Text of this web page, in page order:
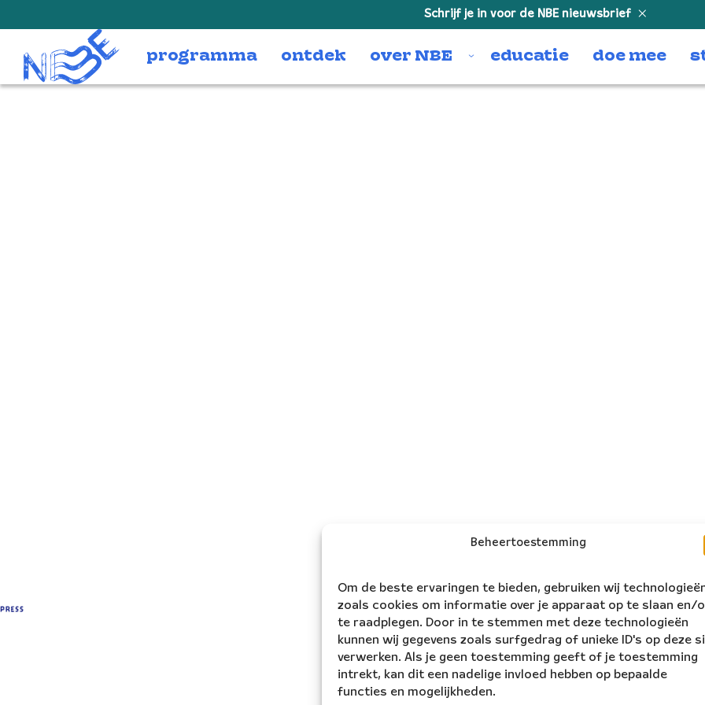
Beheertoestemming
Om de beste ervaringen te bieden, gebruiken wij
zoals cookies om informatie over je apparaat op te slaan en/
te raadplegen. Door in te stemmen met deze technologieën
kunnen wij gegevens zoals surfgedrag of unieke ID's op deze
verwerken. Als je geen toestemming geeft of je toestemming
intrekt, kan dit een nadelige invloed hebben op bepaalde
functies en mogelijkheden.
Schrijf je in voor de NBE nieuwsbrief
programma ontdek over NBE educatie doe mee